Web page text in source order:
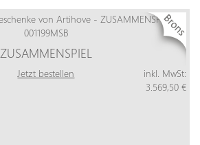
ZUSAMMENSPIEL
Jetzt bestellen
inkl. MwSt:
3.569,50 €